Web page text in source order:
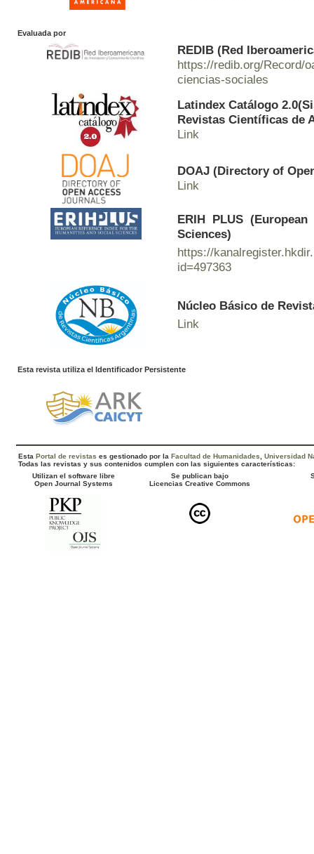
Evaluada por
REDIB (Red
https://redib.org/Record/
ciencias-sociales
Latindex Catálogo
Revistas Científicas de
Link
DOAJ (Directory of
Link
ERIH PLUS
Sciences)
https://
id=497363
Núcleo Básico de
Link
Esta revista utiliza el Identificador Persistente
Esta Portal de revistas es gestionado por la Facultad de Humanidades,Universidad
Todas las revistas y sus contenidos cumplen con las siguientes características:
Utilizan el software libre
Open Journal Systems
Se publican bajo
Licencias Creative Commons